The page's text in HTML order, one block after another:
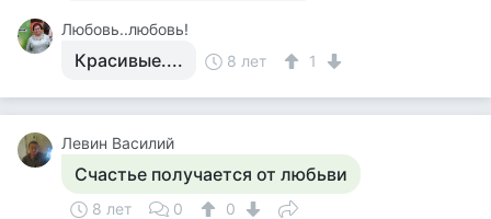
Любовь..любовь!
Красивые.... 8 лет 1
Левин Василий
Счастье получается от любьви
8 лет 0 0